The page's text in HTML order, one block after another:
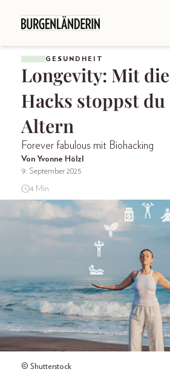
GESUNDHEIT
Longevity: Mit
Hacks stoppst du
Altern
Forever fabulous mit Biohacking
Von Yvonne Hölzl
9. September 2025
4 Min.
© Shutterstock